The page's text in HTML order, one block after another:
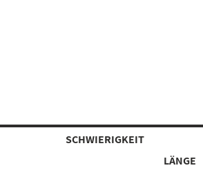
SCHWIERIGKEIT
LÄNGE